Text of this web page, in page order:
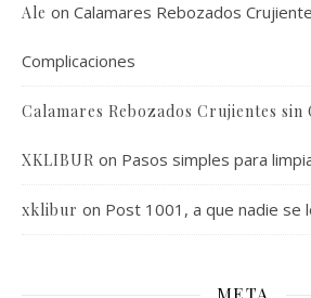
Ale on Calamares Rebozados
Complicaciones
Calamares Rebozados Crujientes
XKLIBUR on Pasos simples para
xklibur on Post 1001, a que nadie se